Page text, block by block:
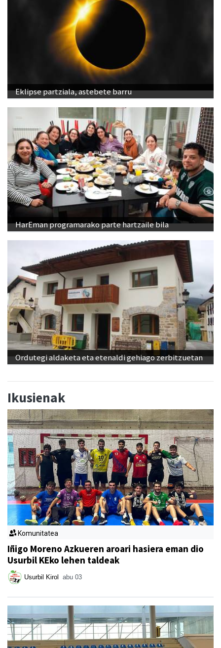
Eklipse partziala, astebete barru
HarEman programarako parte hartzaile bila
Ordutegi aldaketa eta etenaldi gehiago zerbitzuetan
Ikusienak
Komunitatea
Iñigo Moreno Azkueren aroari hasiera eman dio
Usurbil KEko lehen taldeak
Usurbil Kirol abu 03